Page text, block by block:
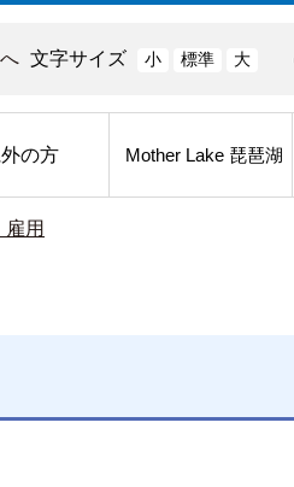
文字サイズ 小 標準 大
の方 Mother Lake 琵琶湖
雇用